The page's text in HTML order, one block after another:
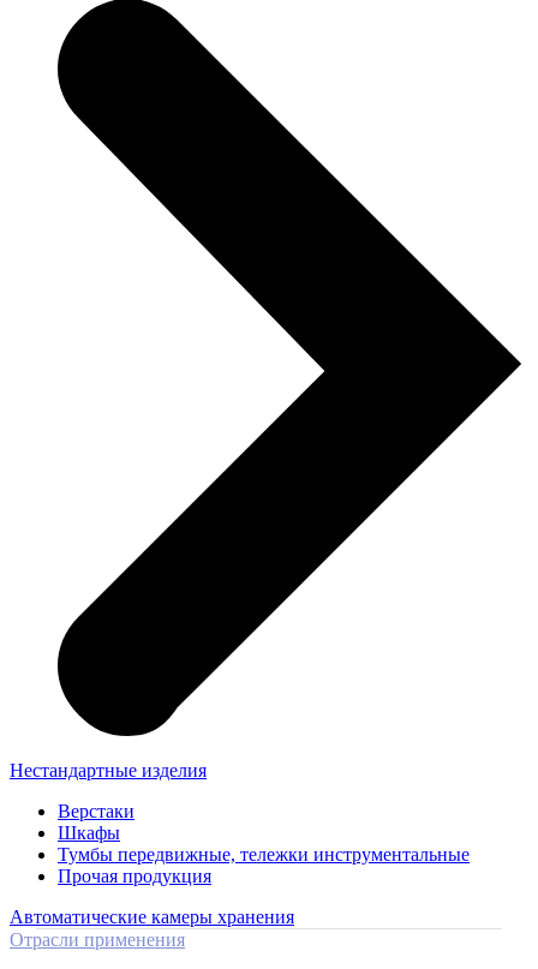
Нестандартные изделия
Верстаки
Шкафы
Тумбы передвижные, тележки инструментальные
Прочая продукция
Автоматические камеры хранения
Отрасли применения